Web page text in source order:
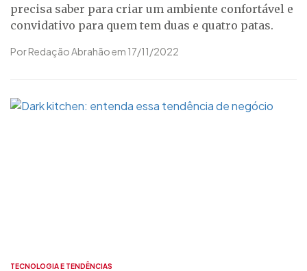
precisa saber para criar um ambiente confortável e
convidativo para quem tem duas e quatro patas.
Por Redação Abrahão em 17/11/2022
TECNOLOGIA E TENDÊNCIAS